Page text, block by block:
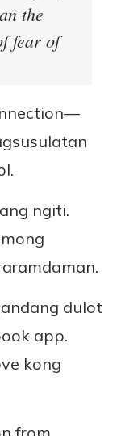
the
fear of
ngiti.
dulot
app.
kong